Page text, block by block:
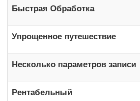
Быстрая Обработка
Упрощенное путешествие
Несколько параметров записи
Рентабельный